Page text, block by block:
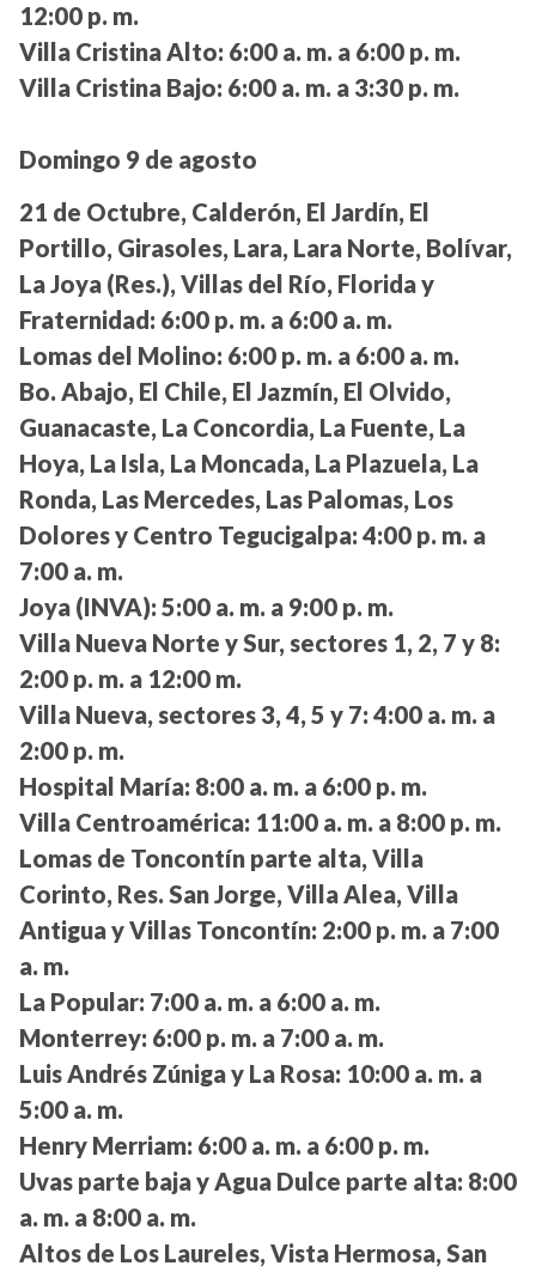
12:00 p. m.
Villa Cristina Alto: 6:00 a. m. a 6:00 p. m.
Villa Cristina Bajo: 6:00 a. m. a 3:30 p. m.
Domingo 9 de agosto
21 de Octubre, Calderón, El Jardín, El
Portillo, Girasoles, Lara, Lara Norte, Bolívar,
La Joya (Res.), Villas del Río, Florida y
Fraternidad: 6:00 p. m. a 6:00 a. m.
Lomas del Molino: 6:00 p. m. a 6:00 a. m.
Bo. Abajo, El Chile, El Jazmín, El Olvido,
Guanacaste, La Concordia, La Fuente, La
Hoya, La Isla, La Moncada, La Plazuela, La
Ronda, Las Mercedes, Las Palomas, Los
Dolores y Centro Tegucigalpa: 4:00 p. m. a
7:00 a. m.
Joya (INVA): 5:00 a. m. a 9:00 p. m.
Villa Nueva Norte y Sur, sectores 1, 2, 7 y 8:
2:00 p. m. a 12:00 m.
Villa Nueva, sectores 3, 4, 5 y 7: 4:00 a. m. a
2:00 p. m.
Hospital María: 8:00 a. m. a 6:00 p. m.
Villa Centroamérica: 11:00 a. m. a 8:00 p. m.
Lomas de Toncontín parte alta, Villa
Corinto, Res. San Jorge, Villa Alea, Villa
Antigua y Villas Toncontín: 2:00 p. m. a 7:00
a. m.
La Popular: 7:00 a. m. a 6:00 a. m.
Monterrey: 6:00 p. m. a 7:00 a. m.
Luis Andrés Zúniga y La Rosa: 10:00 a. m. a
5:00 a. m.
Henry Merriam: 6:00 a. m. a 6:00 p. m.
Uvas parte baja y Agua Dulce parte alta: 8:00
a. m. a 8:00 a. m.
Altos de Los Laureles, Vista Hermosa, San